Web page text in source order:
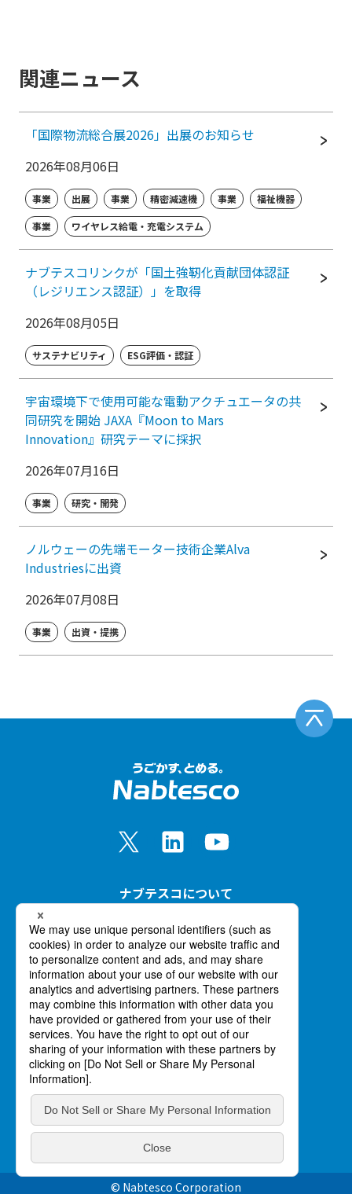
関連ニュース
「国際物流総合展2026」出展のお知らせ
2026年08月06日
事業 出展 事業 精密減速機 事業 福祉機器
事業 ワイヤレス給電・充電システム
ナブテスコリンクが「国土強靭化貢献団体認証
（レジリエンス認証）」を取得
2026年08月05日
サステナビリティ ESG評価・認証
宇宙環境下で使用可能な電動アクチュエータの共
同研究を開始 JAXA『Moon to Mars
Innovation』研究テーマに採択
2026年07月16日
事業 研究・開発
ノルウェーの先端モーター技術企業Alva
Industriesに出資
2026年07月08日
事業 出資・提携
ナブテスコについて
事業紹介
イノベーション
ニュース
採用情報
サイトマップ
© Nabtesco Corporation